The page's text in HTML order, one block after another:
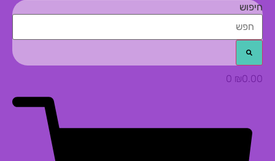
חיפוש
₪0.00
0